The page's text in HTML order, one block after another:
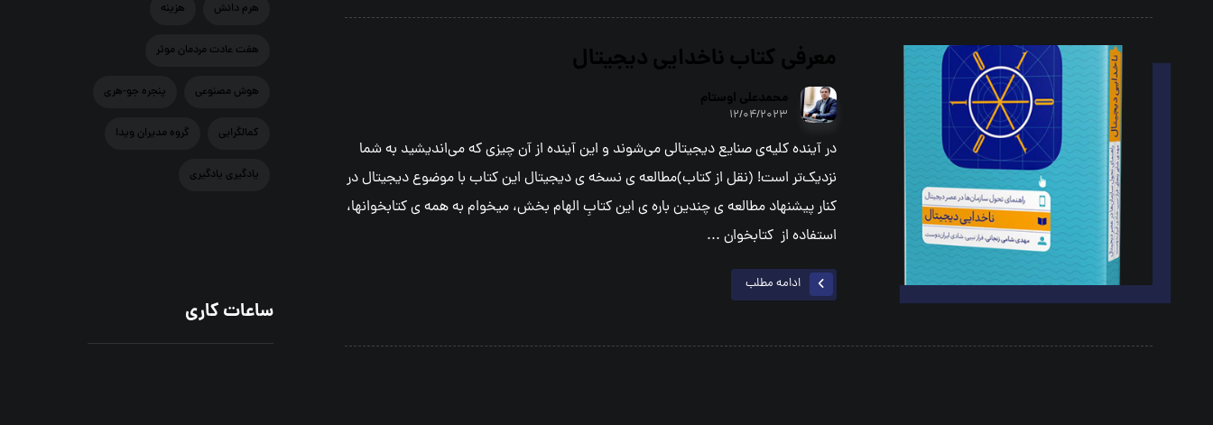
معرفي كتاب ناخدايي ديجيتال
محمدعلي اوستام
۱۲/۰۴/۲۰۲۳
در آینده کلیه‌ی صنایع دیجیتالی می‌شوند و این آینده از آن چیزی که می‌اندیشید به شما
نزدیک‌تر است! (نقل از کتاب)مطالعه ی نسخه ی دیجیتال این کتاب با موضوع دیجیتال در
کنار پیشنهاد مطالعه ی چندین باره ی این کتابِ الهام بخش، میخوام به همه ی کتابخوانها،
استفاده از کتابخوان ...
ادامه مطلب
هرم دانش هزينه
هفت عادت مردمان موثر
هوش مصنوعي پنجره جو-هری
کمالگرایی گروه مدیران ویدا
یادگیری یادگیری
ساعات کاری